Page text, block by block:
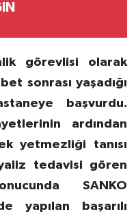
görevlisi olarak
sonrası yaşadığı
başvurdu.
ardından
yetmezliği tanısı
tedavisi gören
SANKO
yapılan başarılı